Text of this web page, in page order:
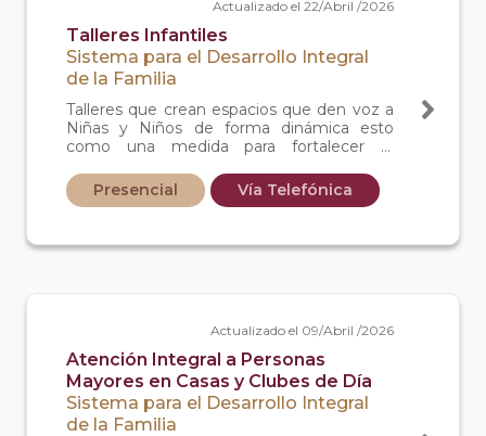
Actualizado el 22/Abril /2026
Talleres Infantiles
Sistema para el Desarrollo Integral
de la Familia
Talleres que crean espacios que den voz a
Niñas y Niños de forma dinámica esto
como una medida para fortalecer el
permitan ejercer, promover y difundir sus
derechos de manera asertiva y creativa.
Presencial Vía Telefónica
Actualizado el 09/Abril /2026
Atención Integral a Personas
Mayores en Casas y Clubes de Día
Sistema para el Desarrollo Integral
de la Familia